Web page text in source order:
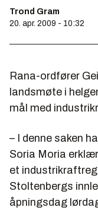
Trond Gram
20. apr. 2009 - 10:32
Rana-ordfører
landsmøte i
mål med
– I denne saken
Soria Moria
et
Stoltenbergs
åpningsdag